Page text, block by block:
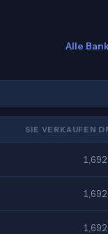
Alle
SIE VERKAUFEN